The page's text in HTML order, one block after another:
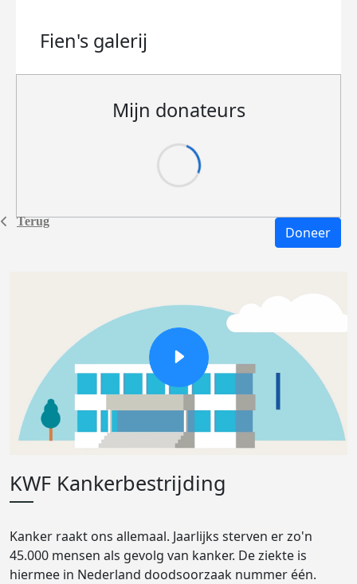
Terug
Fien's galerij
Mijn donateurs
Doneer
KWF Kankerbestrijding
Kanker raakt ons allemaal. Jaarlijks sterven er zo'n
45.000 mensen als gevolg van kanker. De ziekte is
hiermee in Nederland doodsoorzaak nummer één.